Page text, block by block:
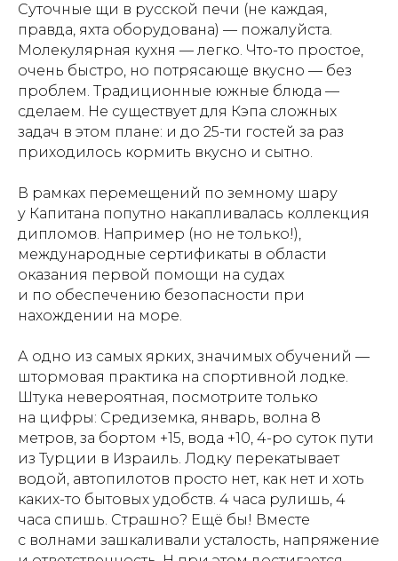
Суточные щи в русской печи (не каждая,
правда, яхта оборудована) — пожалуйста.
Молекулярная кухня — легко. Что-то простое,
очень быстро, но потрясающе вкусно — без
проблем. Традиционные южные блюда —
сделаем. Не существует для Кэпа сложных
задач в этом плане: и до 25-ти гостей за раз
приходилось кормить вкусно и сытно.
В рамках перемещений по земному шару
у Капитана попутно накапливалась коллекция
дипломов. Например (но не только!),
международные сертификаты в области
оказания первой помощи на судах
и по обеспечению безопасности при
нахождении на море.
А одно из самых ярких, значимых обучений —
штормовая практика на спортивной лодке.
Штука невероятная, посмотрите только
на цифры: Средиземка, январь, волна 8
метров, за бортом +15, вода +10, 4-ро суток пути
из Турции в Израиль. Лодку перекатывает
водой, автопилотов просто нет, как нет и хоть
каких-то бытовых удобств. 4 часа рулишь, 4
часа спишь. Страшно? Ещё бы! Вместе
с волнами зашкаливали усталость, напряжение
+7 905 789-84-74
89057898474@mail.ru